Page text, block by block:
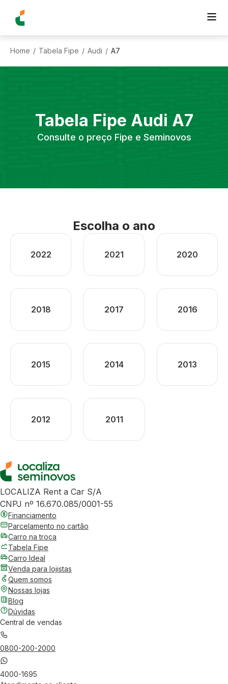
Home / Tabela Fipe / Audi / A7
Tabela Fipe Audi A7
Consulte o preço Fipe e Seminovos
Escolha o ano
2022 2021 2020
2018 2017 2016
2015 2014 2013
2012 2011
LOCALIZA Rent a Car S/A
CNPJ nº 16.670.085/0001-55
Financiamento
Parcelamento no cartão
Carro na troca
Tabela Fipe
Carro Ideal
Venda para lojistas
Quem somos
Nossas lojas
Blog
Dúvidas
Central de vendas
0800-200-2000
4000-1695